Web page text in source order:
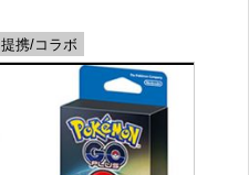
提携/コラボ